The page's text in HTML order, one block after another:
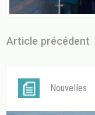
Article précédent
Nouvelles